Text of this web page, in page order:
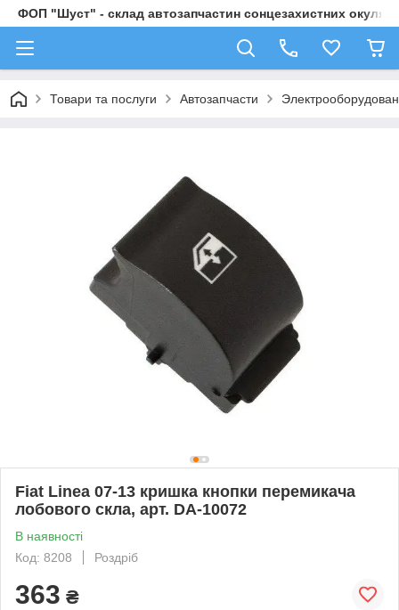
ФОП "Шуст" - склад автозапчастин сонцезахистних
Товари та послуги Автозапчасти
Fiat Linea 07-13 кришка кнопки перемикача
лобового скла, арт. DA-10072
В наявності
Код: 8208
Роздріб
363 ₴